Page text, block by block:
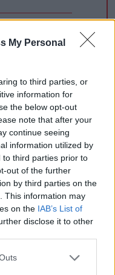
My Personal
to third parties, or
information for
the below opt-out
note that after your
continue seeing
information utilized by
to third parties prior to
out of the further
by third parties on the
This information may
on the IAB’s List of
disclose it to other